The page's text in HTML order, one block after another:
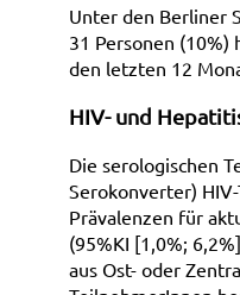
Unter den Berliner
31 Personen (10%)
den letzten 12
HIV- und
Die serologischen
Serokonverter)
Prävalenzen für
(95%KI [1,0%;
aus Ost- oder